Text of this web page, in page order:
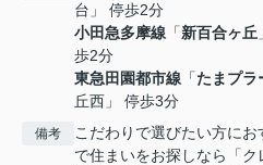
台」 停歩2分
小田急多摩線 「新百合ヶ丘
歩2分
東急田園都市線 「たまプラ
丘西」 停歩3分
備考
こだわりで選びたい方に
で住まいをお探しなら「ク